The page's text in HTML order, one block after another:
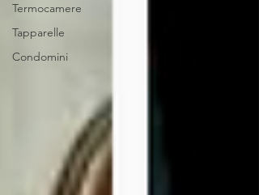
Termocamere
Tapparelle
Condomini